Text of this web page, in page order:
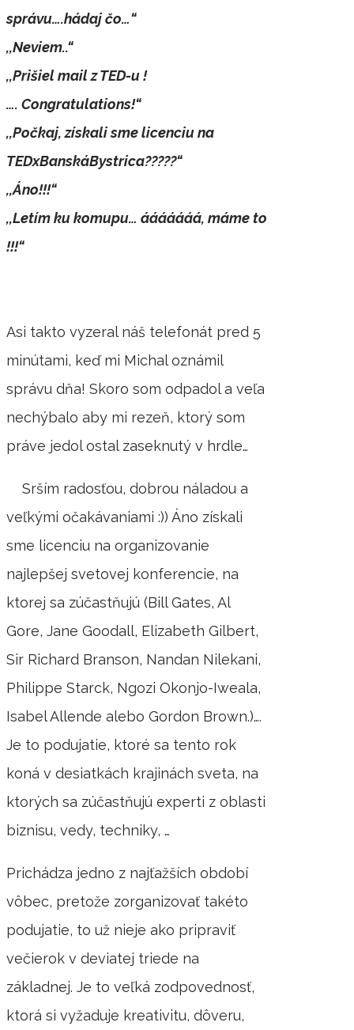
správu….hádaj čo…“
,,Neviem..“
,,Prišiel mail z TED-u !
…. Congratulations!“
,,Počkaj, získali sme licenciu na
TEDxBanskáBystrica?????“
,,Áno!!!“
,,Letím ku komupu… ááááááá, máme to
!!!“
Asi takto vyzeral náš telefonát pred 5
minútami, keď mi Michal oznámil
správu dňa! Skoro som odpadol a veľa
nechýbalo aby mi rezeň, ktorý som
práve jedol ostal zaseknutý v hrdle…
Srším radosťou, dobrou náladou a
veľkými očakávaniami :)) Áno získali
sme licenciu na organizovanie
najlepšej svetovej konferencie, na
ktorej sa zúčastňujú (Bill Gates, Al
Gore, Jane Goodall, Elizabeth Gilbert,
Sir Richard Branson, Nandan Nilekani,
Philippe Starck, Ngozi Okonjo-Iweala,
Isabel Allende alebo Gordon Brown.)….
Je to podujatie, ktoré sa tento rok
koná v desiatkách krajinách sveta, na
ktorých sa zúčastňujú experti z oblasti
biznisu, vedy, techniky, …
Prichádza jedno z najťažších období
vôbec, pretože zorganizovať takéto
podujatie, to už nieje ako pripraviť
večierok v deviatej triede na
základnej. Je to veľká zodpovednosť,
ktorá si vyžaduje kreativitu, dôveru,